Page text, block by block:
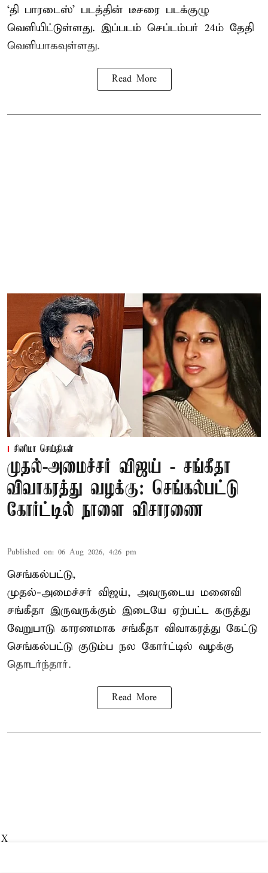
‘தி பாரடைஸ்’ படத்தின் டீசரை படக்குழு
வெளியிட்டுள்ளது. இப்படம் செப்டம்பர் 24ம் தேதி
வெளியாகவுள்ளது.
Read More
சினிமா செய்திகள்
முதல்-அமைச்சர் விஜய் - சங்கீதா
விவாகரத்து வழக்கு: செங்கல்பட்டு
கோர்ட்டில் நாளை விசாரணை
Published on: 06 Aug 2026, 4:26 pm
செங்கல்பட்டு,
முதல்-அமைச்சர் விஜய், அவருடைய மனைவி
சங்கீதா இருவருக்கும் இடையே ஏற்பட்ட கருத்து
வேறுபாடு காரணமாக சங்கீதா விவாகரத்து கேட்டு
செங்கல்பட்டு குடும்ப நல கோர்ட்டில் வழக்கு
தொடர்ந்தார்.
Read More
X